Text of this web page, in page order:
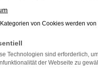
deine Firewall und
andere Webseiten, zum
deine
Erweiterungen, wie
von Cookies werden
Technologien sind erforderlich,
der Webseite zu